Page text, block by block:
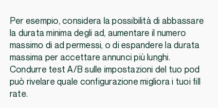
Per esempio, considera la possibilità di abbassare
la durata minima degli ad, aumentare il numero
massimo di ad permessi, o di espandere la durata
massima per accettare annunci più lunghi.
Condurre test A/B sulle impostazioni del tuo pod
può rivelare quale configurazione migliora i tuoi fill
rate.